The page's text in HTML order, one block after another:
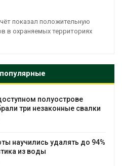
показал положительную
в охраняемых территориях
полуострове
три незаконные свалки
научились удалять до 94%
из воды